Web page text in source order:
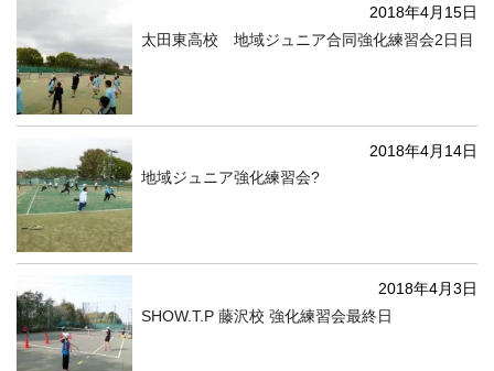
2018年4月15日
太田東高校 地域ジュニア合同強化練習会2日目
2018年4月14日
地域ジュニア強化練習会?
2018年4月3日
SHOW.T.P 藤沢校 強化練習会最終日